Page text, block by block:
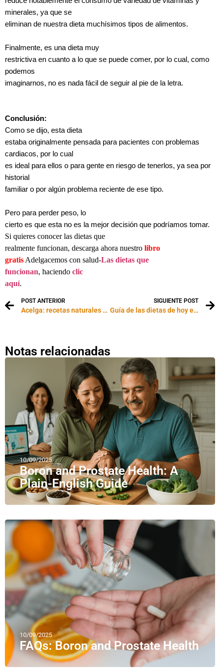
minerales, ya que se
eliminan de nuestra dieta muchísimos tipos de alimentos.
Finalmente, es una dieta muy
restrictiva en cuanto a lo que se puede comer, por lo cual, como
podemos
imaginarnos, no es nada fácil de seguir al pie de la letra.
Conclusión:
Como se dijo, esta dieta
estaba originalmente pensada para pacientes con problemas
cardiacos, por lo cual
es ideal para ellos o para gente en riesgo de tenerlos, ya sea por
historial
familiar o por algún problema reciente de ese tipo.
Pero para perder peso, lo
cierto es que esta no es la mejor decisión que podríamos tomar.
Si quieres conocer las dietas que
realmente funcionan, descarga ahora nuestro libro
gratis Adelgacemos con salud-Las dietas que
funcionan, haciendo clic
aquí.
POST ANTERIOR
Acelga: recetas naturales para la salud
SIGUIENTE POST
Guía de las dietas de hoy en día: Zone Diet
Notas relacionadas
10/09/2025
Boron and Prostate Health: A
Plain-English Guide
10/09/2025
FAQs: Boron and Prostate Health